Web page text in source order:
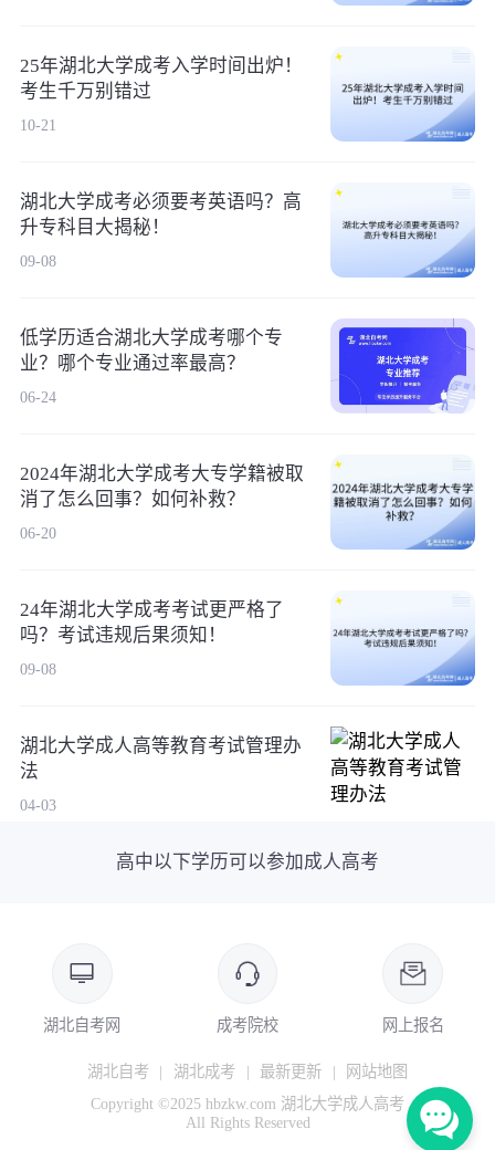
25年湖北大学成考入学时间出炉！
考生千万别错过
10-21
湖北大学成考必须要考英语吗？高
升专科目大揭秘！
09-08
低学历适合湖北大学成考哪个专
业？哪个专业通过率最高？
06-24
2024年湖北大学成考大专学籍被取
消了怎么回事？如何补救？
06-20
24年湖北大学成考考试更严格了
吗？考试违规后果须知！
09-08
湖北大学成人高等教育考试管理办
法
04-03
高中以下学历可以参加成人高考
湖北自考网 成考院校 网上报名
湖北自考 | 湖北成考 | 最新更新 |
网站地图
Copyright ©2025 hbzkw.com 湖北大学成人高考
All Rights Reserved